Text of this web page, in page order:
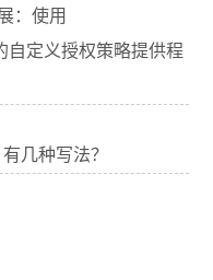
：使用
自定义授权策略提供程
几种写法？